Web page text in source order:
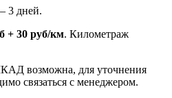
3 дней.
+ 30 руб/км. Километраж
возможна, для уточнения
связаться с менеджером.